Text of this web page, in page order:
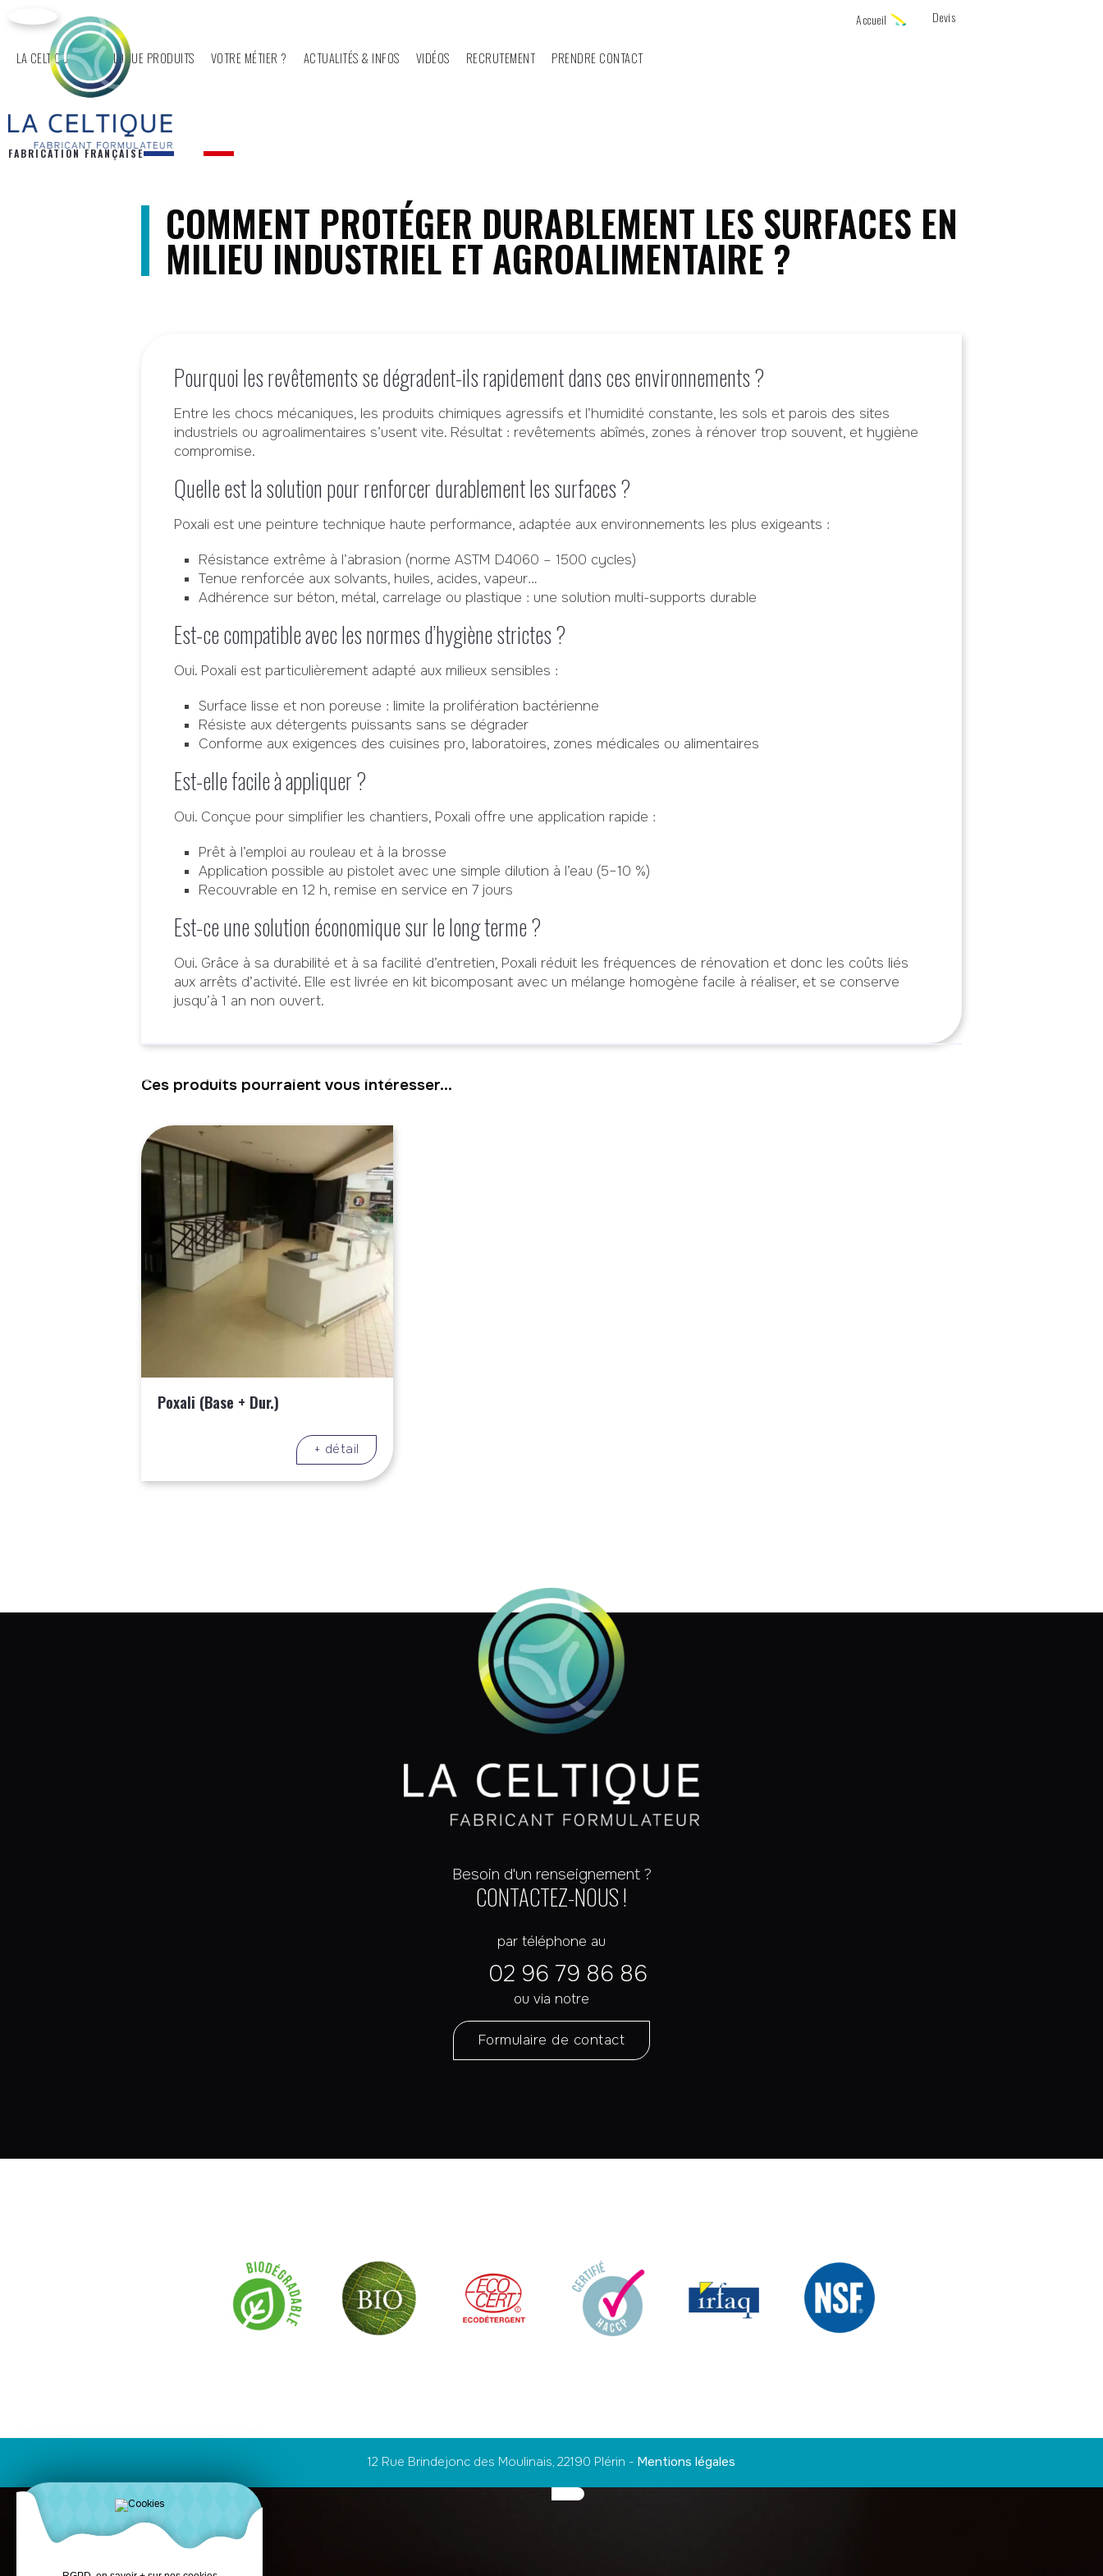
FABRICATION FRANÇAISE
Accueil Devis
LA CELTIQUE CATALOGUE PRODUITS VOTRE MÉTIER ? ACTUALITÉS & INFOS VIDÉOS RECRUTEMENT PRENDRE CONTACT
COMMENT PROTÉGER DURABLEMENT LES SURFACES EN
MILIEU INDUSTRIEL ET AGROALIMENTAIRE ?
Pourquoi les revêtements se dégradent-ils rapidement dans ces environnements ?
Entre les chocs mécaniques, les produits chimiques agressifs et l’humidité constante, les sols et parois des sites
industriels ou agroalimentaires s’usent vite. Résultat : revêtements abîmés, zones à rénover trop souvent, et hygiène
compromise.
Quelle est la solution pour renforcer durablement les surfaces ?
Poxali est une peinture technique haute performance, adaptée aux environnements les plus exigeants :
Résistance extrême à l’abrasion (norme ASTM D4060 – 1500 cycles)
Tenue renforcée aux solvants, huiles, acides, vapeur…
Adhérence sur béton, métal, carrelage ou plastique : une solution multi-supports durable
Est-ce compatible avec les normes d’hygiène strictes ?
Oui. Poxali est particulièrement adapté aux milieux sensibles :
Surface lisse et non poreuse : limite la prolifération bactérienne
Résiste aux détergents puissants sans se dégrader
Conforme aux exigences des cuisines pro, laboratoires, zones médicales ou alimentaires
Est-elle facile à appliquer ?
Oui. Conçue pour simplifier les chantiers, Poxali offre une application rapide :
Prêt à l’emploi au rouleau et à la brosse
Application possible au pistolet avec une simple dilution à l’eau (5–10 %)
Recouvrable en 12 h, remise en service en 7 jours
Est-ce une solution économique sur le long terme ?
Oui. Grâce à sa durabilité et à sa facilité d’entretien, Poxali réduit les fréquences de rénovation et donc les coûts liés
aux arrêts d’activité. Elle est livrée en kit bicomposant avec un mélange homogène facile à réaliser, et se conserve
jusqu’à 1 an non ouvert.
Ces produits pourraient vous intéresser...
Poxali (Base + Dur.)
+ détail
Besoin d'un renseignement ?
CONTACTEZ-NOUS !
par téléphone au
02 96 79 86 86
ou via notre
Formulaire de contact
12 Rue Brindejonc des Moulinais, 22190 Plérin - Mentions légales